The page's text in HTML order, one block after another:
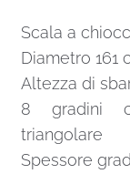
Scala a
Diametro 161
Altezza di
8 gradini
triangolare
Spessore